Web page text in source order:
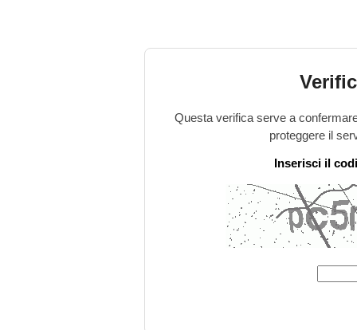
Questa verifica serve a
proteggere il
Inserisci il